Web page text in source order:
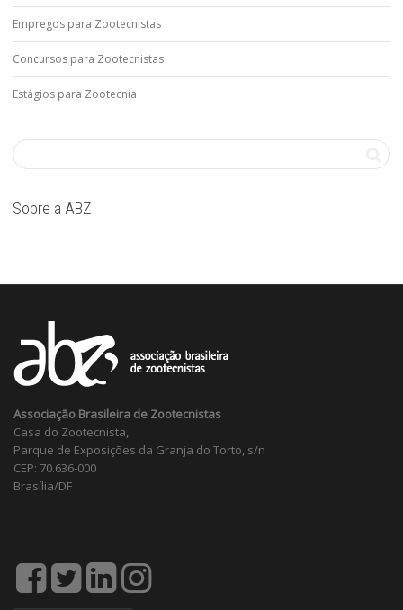
Empregos para Zootecnistas
Concursos para Zootecnistas
Estágios para Zootecnia
Sobre a ABZ
Associação Brasileira de Zootecnistas
Casa do Zootecnista,
Parque de Exposições da Granja do Torto, s/n
CEP: 70.636-000
Brasília/DF